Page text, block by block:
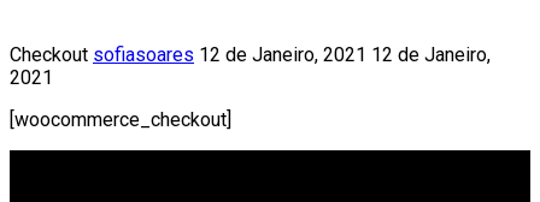
Checkout sofiasoares 12 de Janeiro, 2021 12 de Janeiro,
2021
[woocommerce_checkout]